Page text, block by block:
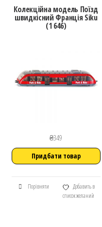
Колекційна модель Поїзд
швидкісний Франція Siku
(1 646)
₴349
Придбати товар
Порівняти
Добавить в
список желаний